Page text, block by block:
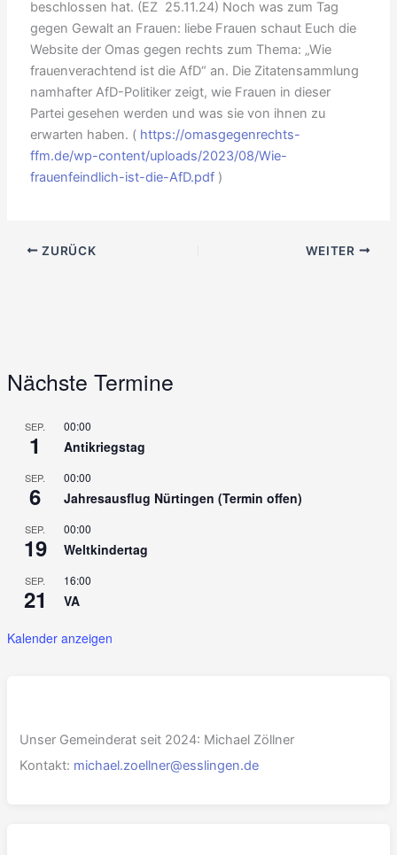
beschlossen hat. (EZ 25.11.24) Noch was zum Tag
gegen Gewalt an Frauen: liebe Frauen schaut Euch die
Website der Omas gegen rechts zum Thema: „Wie
frauenverachtend ist die AfD“ an. Die Zitatensammlung
namhafter AfD-Politiker zeigt, wie Frauen in dieser
Partei gesehen werden und was sie von ihnen zu
erwarten haben. ( https://omasgegenrechts-
ffm.de/wp-content/uploads/2023/08/Wie-
frauenfeindlich-ist-die-AfD.pdf )
ZURÜCK WEITER
Nächste Termine
SEP.
1
00:00
Antikriegstag
SEP.
6
00:00
Jahresausflug Nürtingen (Termin offen)
SEP.
19
00:00
Weltkindertag
SEP.
21
16:00
VA
Kalender anzeigen
Unser Gemeinderat seit 2024: Michael Zöllner
Kontakt: michael.zoellner@esslingen.de